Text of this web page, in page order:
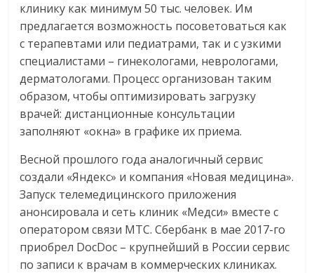
клинику как минимум 50 тыс. человек. Им
предлагается возможность посоветоваться как
с терапевтами или педиатрами, так и с узкими
специалистами – гинекологами, неврологами,
дерматологами. Процесс организован таким
образом, чтобы оптимизировать загрузку
врачей: дистанционные консультации
заполняют «окна» в графике их приема.
Весной прошлого года аналогичный сервис
создали «Яндекс» и компания «Новая медицина».
Запуск телемедицинского приложения
анонсировала и сеть клиник «Медси» вместе с
оператором связи МТС. Сбербанк в мае 2017-го
приобрел DocDoc – крупнейший в России сервис
по записи к врачам в коммерческих клиниках.